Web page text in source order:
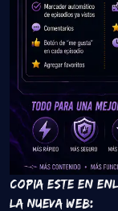
Copia este en
la nueva web: